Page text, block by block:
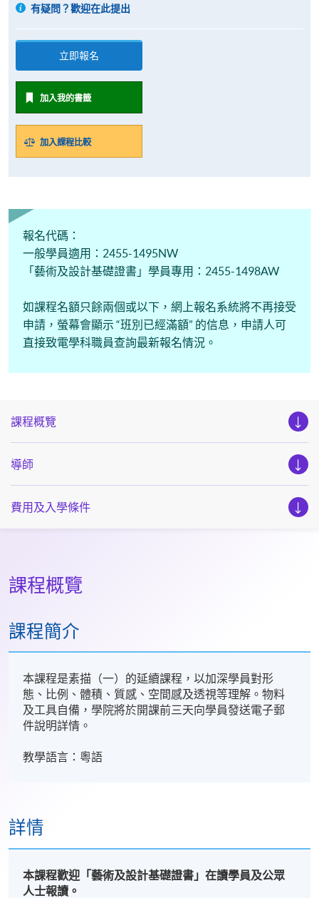
有疑問？歡迎在此提出
立即報名
加入我的書籤
加入課程比較
報名代碼：
一般學員適用：2455-1495NW
「藝術及設計基礎證書」學員專用：2455-1498AW
如課程名額只餘兩個或以下，網上報名系統將不再接受
申請，螢幕會顯示 “班別已經滿額” 的信息，申請人可
直接致電學科職員查詢最新報名情況。
課程概覽
導師
費用及入學條件
課程概覽
課程簡介
本課程是素描（一）的延續課程，以加深學員對形
態、比例、體積、質感、空間感及透視等理解。物料
及工具自備，學院將於開課前三天向學員發送電子郵
件說明詳情。
教學語言：粵語
詳情
本課程歡迎「藝術及設計基礎證書」在讀學員及公眾
人士報讀。